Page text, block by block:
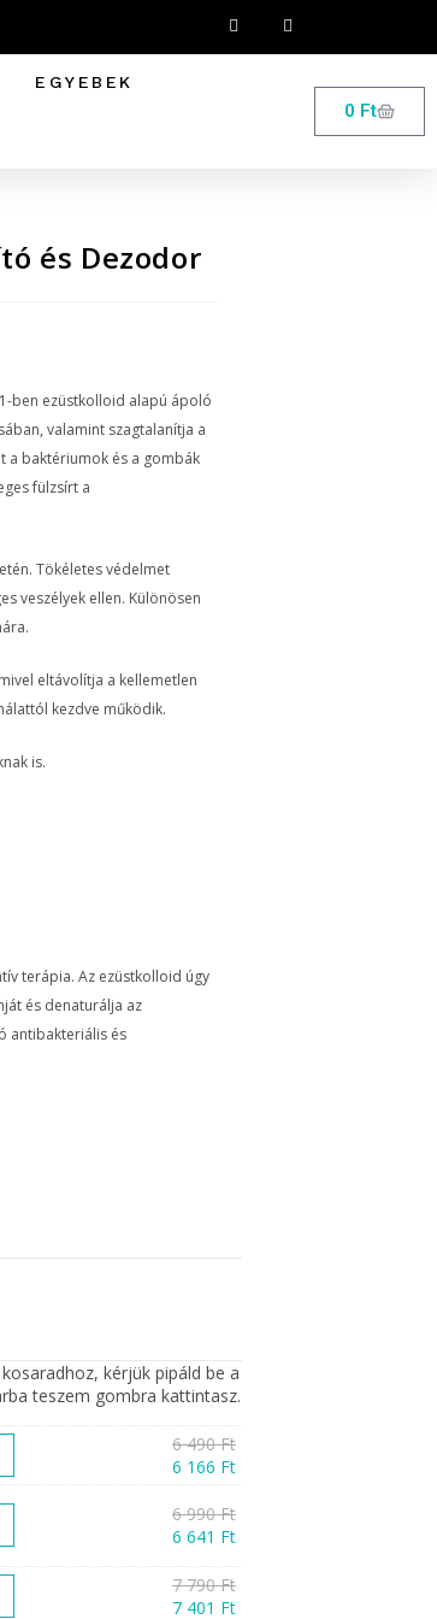
EGYEBEK
0 Ft
és Dezodor
ben ezüstkolloid alapú ápoló
valamint szagtalanítja a
a baktériumok és a gombák
fülzsírt a
Tökéletes védelmet
veszélyek ellen. Különösen
eltávolítja a kellemetlen
kezdve működik.
is.
terápia. Az ezüstkolloid úgy
és denaturálja az
antibakteriális és
kérjük pipáld be a
teszem gombra kattintasz.
6 490Ft
6 166 Ft
6 990Ft
6 641 Ft
7 790Ft
7 401 Ft